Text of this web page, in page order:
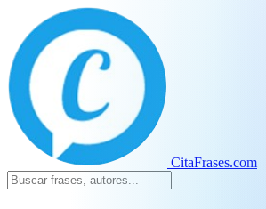
CitaFrases.com